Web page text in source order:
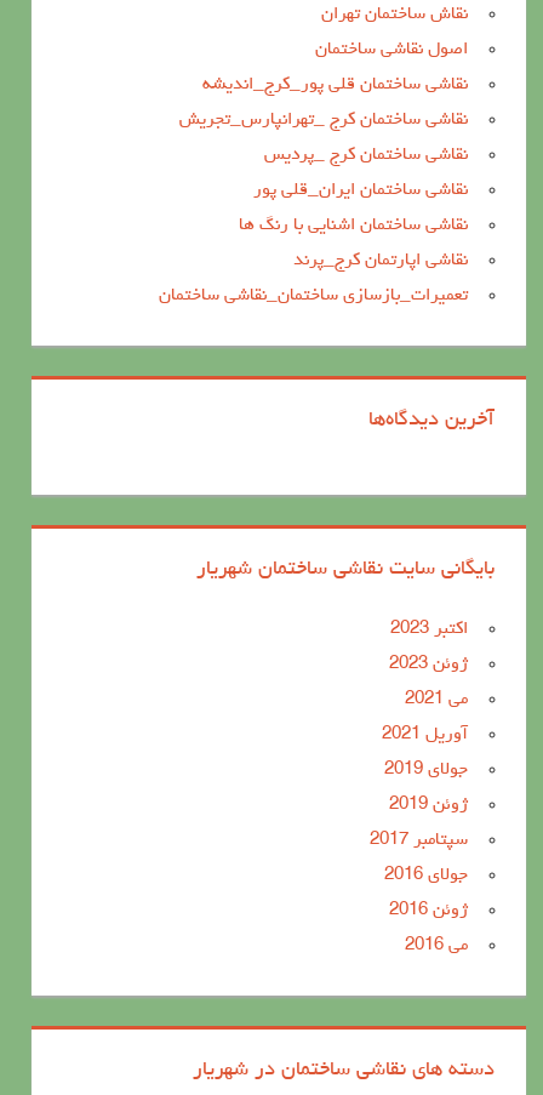
نقاش ساختمان تهران
اصول نقاشی ساختمان
نقاشی ساختمان قلی پور_کرج_اندیشه
نقاشی ساختمان کرج _تهرانپارس_تجریش
نقاشی ساختمان کرج _پردیس
نقاشی ساختمان ایران_قلی پور
نقاشی ساختمان اشنایی با رنگ ها
نقاشی اپارتمان کرج_پرند
تعمیرات_بازسازی ساختمان_نقاشی ساختمان
آخرین دیدگاه‌ها
بایگانی سایت نقاشی ساختمان شهریار
اکتبر 2023
ژوئن 2023
می 2021
آوریل 2021
جولای 2019
ژوئن 2019
سپتامبر 2017
جولای 2016
ژوئن 2016
می 2016
دسته های نقاشی ساختمان در شهریار